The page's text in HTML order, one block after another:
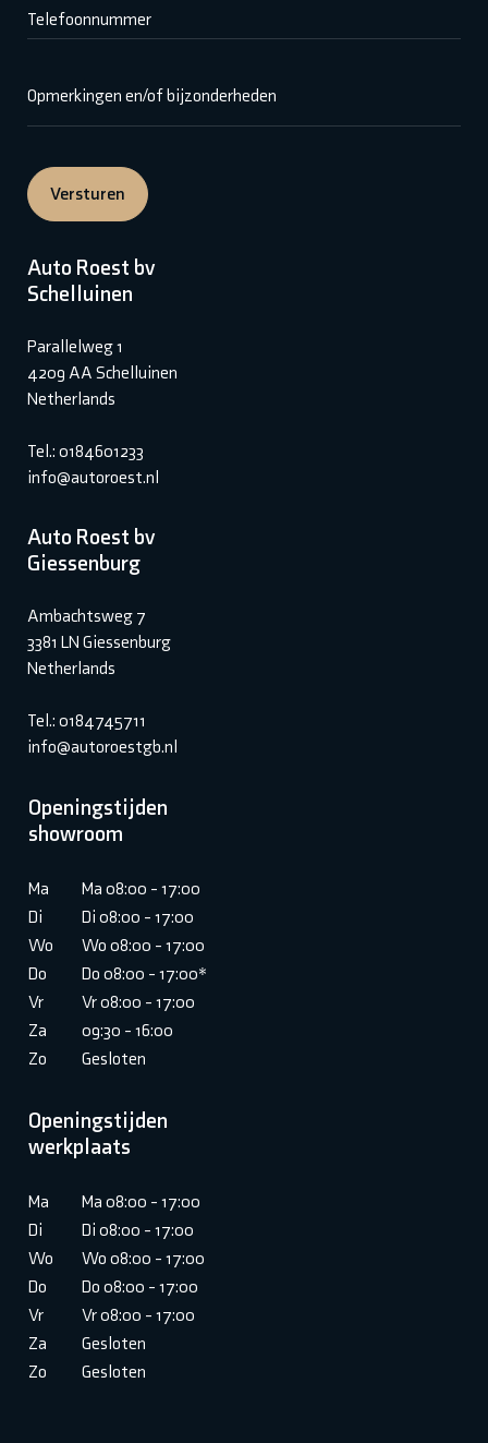
Telefoonnummer
Opmerkingen en/of bijzonderheden
Versturen
Auto Roest bv
Schelluinen
Parallelweg 1
4209 AA Schelluinen
Netherlands
Tel.: 0184601233
info@autoroest.nl
Auto Roest bv
Giessenburg
Ambachtsweg 7
3381 LN Giessenburg
Netherlands
Tel.: 0184745711
info@autoroestgb.nl
Openingstijden
showroom
Ma
Ma 08:00 - 17:00
Di
Di 08:00 - 17:00
Wo
Wo 08:00 - 17:00
Do
Do 08:00 - 17:00*
Vr
Vr 08:00 - 17:00
Za
09:30 - 16:00
Zo
Gesloten
Openingstijden
werkplaats
Ma
Ma 08:00 - 17:00
Di
Di 08:00 - 17:00
Wo
Wo 08:00 - 17:00
Do
Do 08:00 - 17:00
Vr
Vr 08:00 - 17:00
Za
Gesloten
Zo
Gesloten